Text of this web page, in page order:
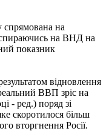
спрямована на
спираючись на ВНД на
показник
відновлення
ВВП зріс на
- ред.) поряд зі
скоротилося більш
вторгнення Росії.